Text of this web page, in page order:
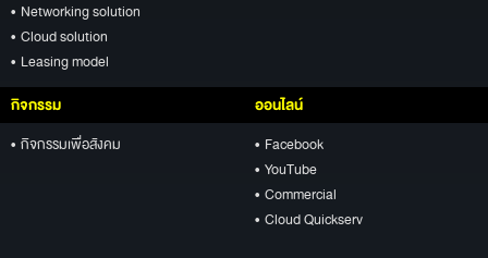
• Networking solution
• Cloud solution
• Leasing model
กิจกรรม
• กิจกรรมเพื่อสังคม
ออนไลน์
• Facebook
• YouTube
• Commercial
• Cloud Quickserv